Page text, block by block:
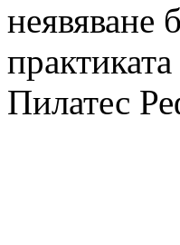
неявяване
Пилатес